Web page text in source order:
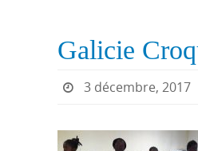
Galicie
3 décembre, 2017